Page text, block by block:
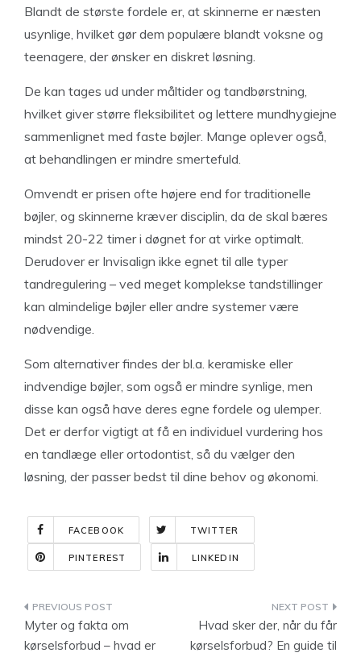
Blandt de største fordele er, at skinnerne er næsten
usynlige, hvilket gør dem populære blandt voksne og
teenagere, der ønsker en diskret løsning.
De kan tages ud under måltider og tandbørstning,
hvilket giver større fleksibilitet og lettere mundhygiejne
sammenlignet med faste bøjler. Mange oplever også,
at behandlingen er mindre smertefuld.
Omvendt er prisen ofte højere end for traditionelle
bøjler, og skinnerne kræver disciplin, da de skal bæres
mindst 20-22 timer i døgnet for at virke optimalt.
Derudover er Invisalign ikke egnet til alle typer
tandregulering – ved meget komplekse tandstillinger
kan almindelige bøjler eller andre systemer være
nødvendige.
Som alternativer findes der bl.a. keramiske eller
indvendige bøjler, som også er mindre synlige, men
disse kan også have deres egne fordele og ulemper.
Det er derfor vigtigt at få en individuel vurdering hos
en tandlæge eller ortodontist, så du vælger den
løsning, der passer bedst til dine behov og økonomi.
FACEBOOK TWITTER
PINTEREST LINKEDIN
Indlægsnavigation
Myter og fakta om
kørselsforbud – hvad er
Hvad sker der, når du får
kørselsforbud? En guide til